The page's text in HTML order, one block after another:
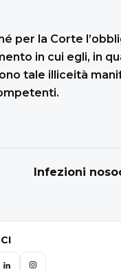
per la Corte
in cui egli, in
tale illiceità
Infezioni